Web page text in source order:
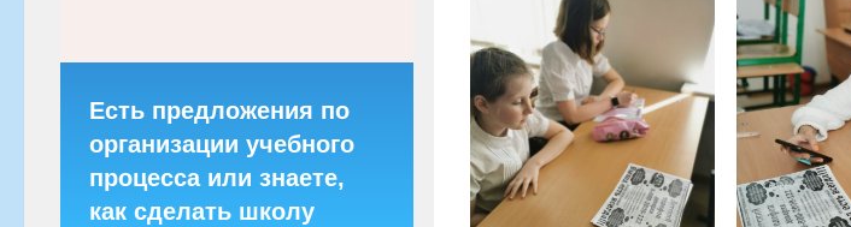
Есть предложения по
организации учебного
процесса или знаете,
как сделать школу